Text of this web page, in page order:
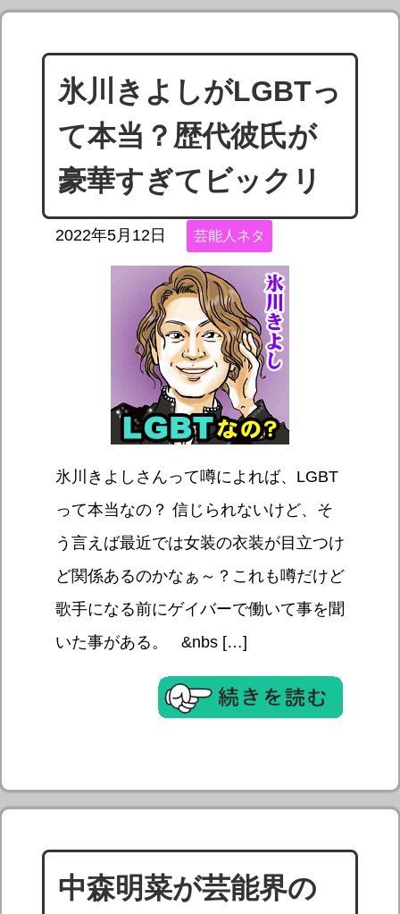
氷川きよしがLGBTっ
て本当？歴代彼氏が
豪華すぎてビックリ
2022年5月12日 芸能人ネタ
氷川きよしさんって噂によれば、LGBT
って本当なの？ 信じられないけど、そ
う言えば最近では女装の衣装が目立つけ
ど関係あるのかなぁ～？これも噂だけど
歌手になる前にゲイバーで働いて事を聞
いた事がある。 &nbs […]
中森明菜が芸能界の